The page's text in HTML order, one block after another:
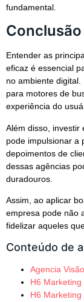
fundamental.
Conclusão
Entender as
eficaz é essencial
no ambiente
para motores de
experiência do
Além disso, investir
pode impulsionar a
depoimentos de
dessas agências
duradouros.
Assim, ao aplicar
empresa pode não
fidelizar aqueles
Conteúdo de
Agencia
H6
H6